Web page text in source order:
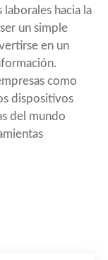
hacia la
un simple
en un
como
dispositivos
del mundo